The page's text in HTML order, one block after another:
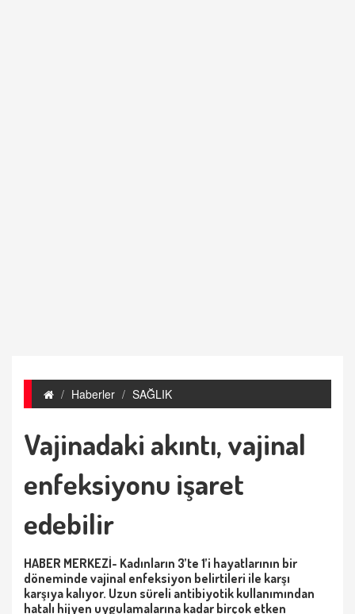
Haberler SAĞLIK
Vajinadaki akıntı, vajinal
enfeksiyonu işaret
edebilir
HABER MERKEZİ- Kadınların 3’te 1’i hayatlarının bir
döneminde vajinal enfeksiyon belirtileri ile karşı
karşıya kalıyor. Uzun süreli antibiyotik kullanımından
hatalı hijyen uygulamalarına kadar birçok etken